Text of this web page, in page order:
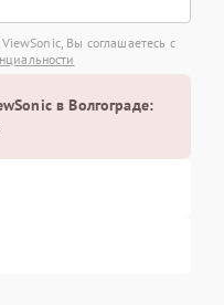
Вы соглашаетесь с
в Волгограде: